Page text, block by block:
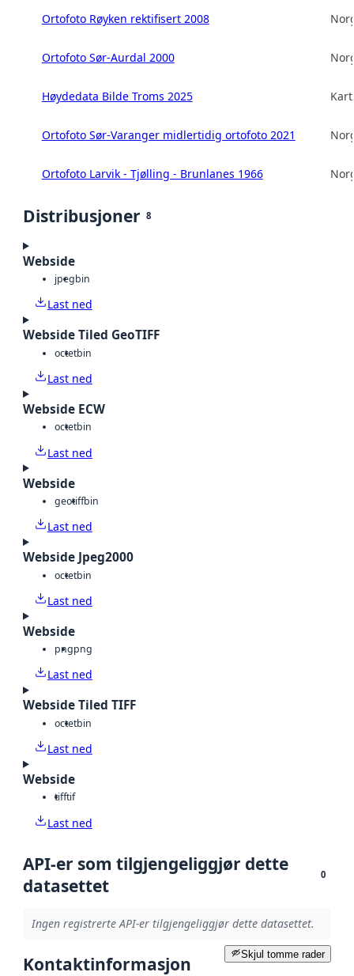
Ortofoto Røyken rektifisert 2008
Ortofoto Sør-Aurdal 2000
Høydedata Bilde Troms 2025
Ortofoto Sør-Varanger midlertidig ortofoto 2021
Ortofoto Larvik - Tjølling - Brunlanes 1966
Distribusjoner 8
Webside
jpegbin
Last ned
Webside Tiled GeoTIFF
octetbin
Last ned
Webside ECW
octetbin
Last ned
Webside
geotiffbin
Last ned
Webside Jpeg2000
octetbin
Last ned
Webside
pngpng
Last ned
Webside Tiled TIFF
octetbin
Last ned
Webside
tifftif
Last ned
API-er som tilgjengeliggjør dette
datasettet
0
Ingen registrerte API-er tilgjengeliggjør dette datasettet.
Skjul tomme rader
Kontaktinformasjon